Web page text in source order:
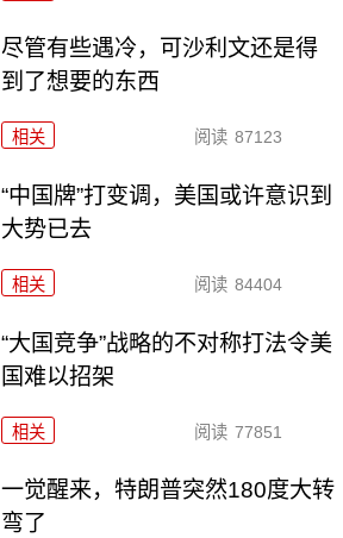
尽管有些遇冷，可沙利文还是得
到了想要的东西
相关 阅读 87123
“中国牌”打变调，美国或许意识到
大势已去
相关 阅读 84404
“大国竞争”战略的不对称打法令美
国难以招架
相关 阅读 77851
一觉醒来，特朗普突然180度大转
弯了